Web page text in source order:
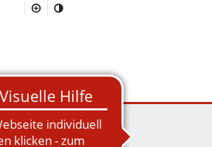
Suchmaske öffnen/schließen